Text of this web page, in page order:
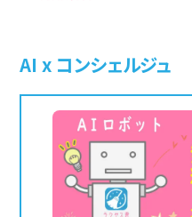
AI x コンシェルジュ